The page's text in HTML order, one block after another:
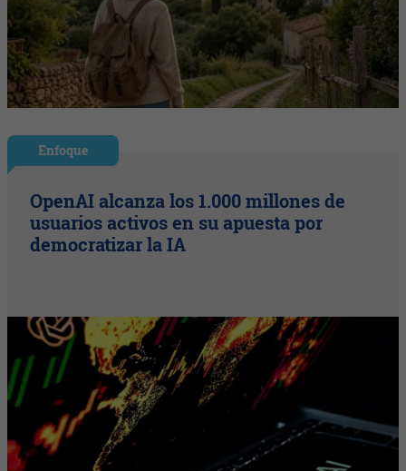
Enfoque
OpenAI alcanza los 1.000 millones de
usuarios activos en su apuesta por
democratizar la IA